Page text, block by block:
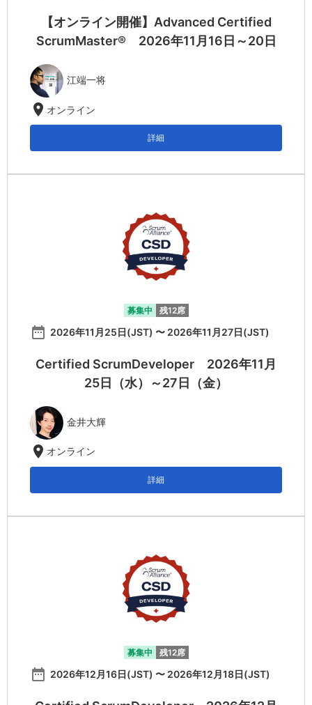
【オンライン開催】Advanced Certified
ScrumMaster® 2026年11月16日～20日
江端一将
location_on オンライン
詳細
募集中 残12席
date_range 2026年11月25日(JST) 〜 2026年11月27日(JST)
Certified ScrumDeveloper 2026年11月
25日（水）～27日（金）
金井大輝
location_on オンライン
詳細
募集中 残12席
date_range 2026年12月16日(JST) 〜 2026年12月18日(JST)